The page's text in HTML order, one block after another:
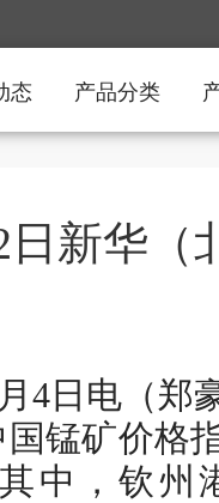
态 产品分类
新华（
4日电（郑
国锰矿价格
中，钦州